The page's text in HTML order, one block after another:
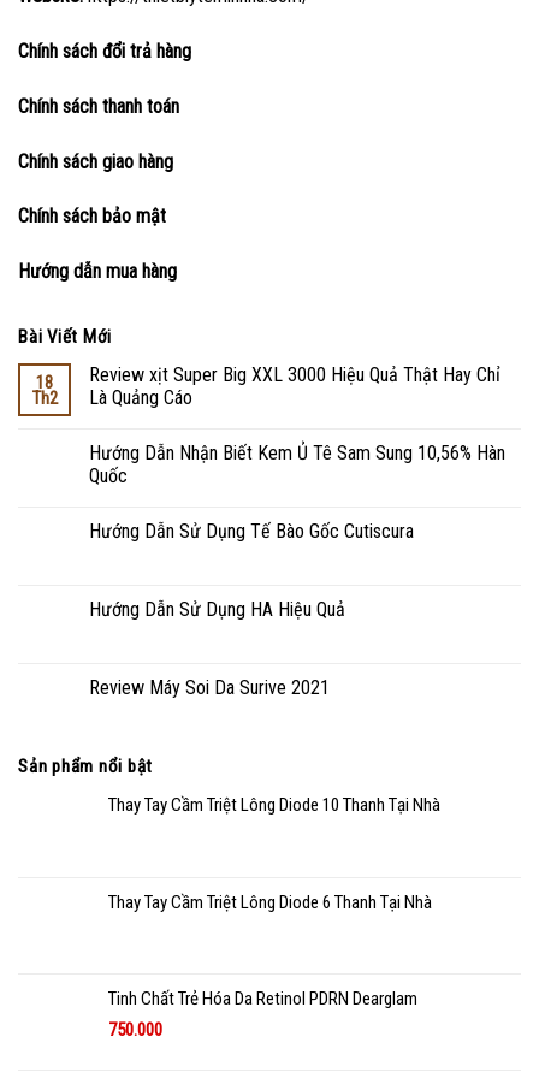
Chính sách đổi trả hàng
Chính sách thanh toán
Chính sách giao hàng
Chính sách bảo mật
Hướng dẫn mua hàng
Bài Viết Mới
18
Th2
Review xịt Super Big XXL 3000 Hiệu Quả Thật Hay Chỉ
Là Quảng Cáo
Hướng Dẫn Nhận Biết Kem Ủ Tê Sam Sung 10,56% Hàn
Quốc
Hướng Dẫn Sử Dụng Tế Bào Gốc Cutiscura
Hướng Dẫn Sử Dụng HA Hiệu Quả
Review Máy Soi Da Surive 2021
Sản phẩm nổi bật
Thay Tay Cầm Triệt Lông Diode 10 Thanh Tại Nhà
Thay Tay Cầm Triệt Lông Diode 6 Thanh Tại Nhà
Tinh Chất Trẻ Hóa Da Retinol PDRN Dearglam
750.000